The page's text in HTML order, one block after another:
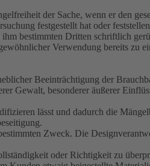
der Sache, wenn er den
festgestellt hat oder
bestimmten Dritten schriftlich
Verwendung bereits zu
Beeinträchtigung der
Gewalt, besonderer äußerer
lässt und dadurch die
Zweck. Die
oder Richtigkeit zu